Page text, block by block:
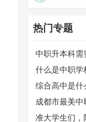
热门专题
中职升本科需
综合高中是什
成都市最美中